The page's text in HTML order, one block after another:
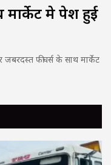
मे पेश हुई
फीचर्स के साथ मार्केट